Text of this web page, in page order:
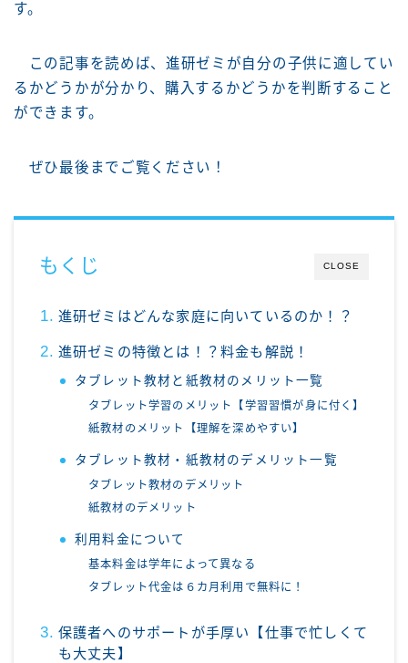
す。
この記事を読めば、進研ゼミが自分の子供に適してい
るかどうかが分かり、購入するかどうかを判断すること
ができます。
ぜひ最後までご覧ください！
CLOSE
もくじ
進研ゼミはどんな家庭に向いているのか！？
進研ゼミの特徴とは！？料金も解説！
タブレット教材と紙教材のメリット一覧
タブレット学習のメリット【学習習慣が身に付く】
紙教材のメリット【理解を深めやすい】
タブレット教材・紙教材のデメリット一覧
タブレット教材のデメリット
紙教材のデメリット
利用料金について
基本料金は学年によって異なる
タブレット代金は６カ月利用で無料に！
保護者へのサポートが手厚い【仕事で忙しくて
も大丈夫】